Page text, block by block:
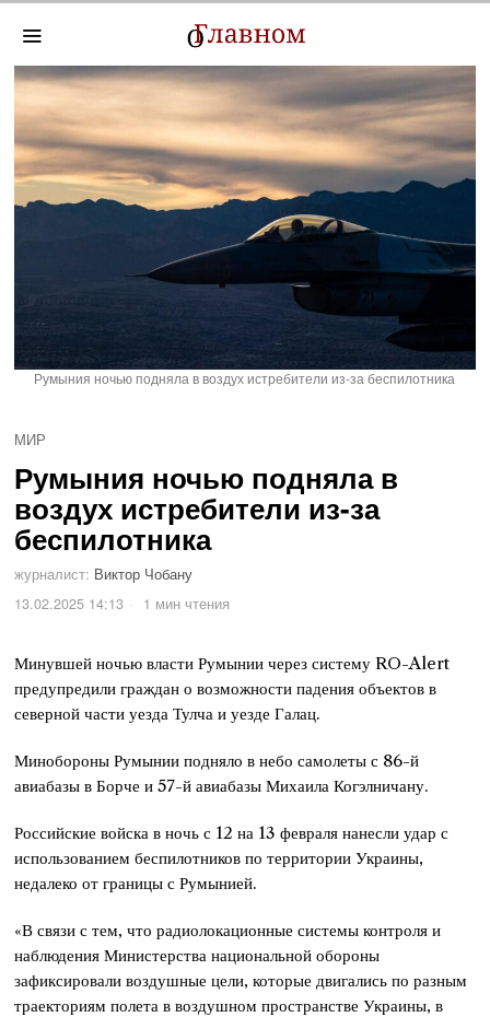
Румыния ночью подняла в воздух истребители из-за беспилотника
МИР
Румыния ночью подняла в
воздух истребители из-за
беспилотника
журналист: Виктор Чобану
13.02.2025 14:13
1 мин чтения
Минувшей ночью власти Румынии через систему RO-Alert
предупредили граждан о возможности падения объектов в
северной части уезда Тулча и уезде Галац.
Минобороны Румынии подняло в небо самолеты с 86-й
авиабазы в Борче и 57-й авиабазы Михаила Когэлничану.
Российские войска в ночь с 12 на 13 февраля нанесли удар с
использованием беспилотников по территории Украины,
недалеко от границы с Румынией.
«В связи с тем, что радиолокационные системы контроля и
наблюдения Министерства национальной обороны
зафиксировали воздушные цели, которые двигались по разным
траекториям полета в воздушном пространстве Украины, в